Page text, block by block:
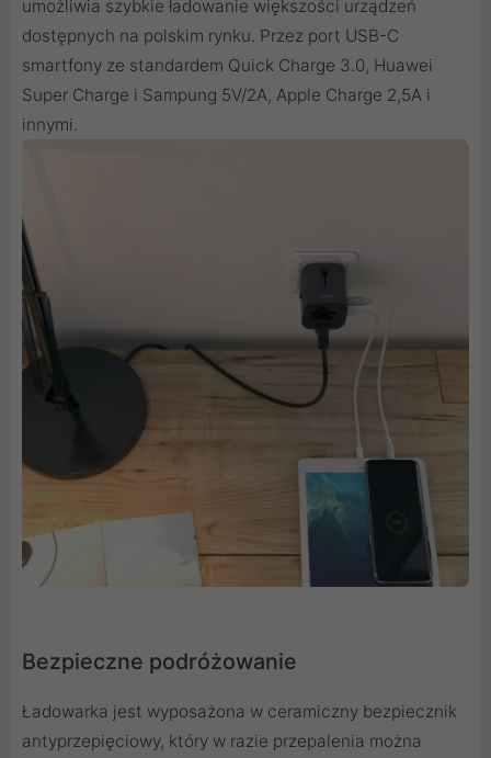
umożliwia szybkie ładowanie większości urządzeń
dostępnych na polskim rynku. Przez port USB-C
smartfony ze standardem Quick Charge 3.0, Huawei
Super Charge i Sampung 5V/2A, Apple Charge 2,5A i
innymi.
Bezpieczne podróżowanie
Ładowarka jest wyposażona w ceramiczny bezpiecznik
antyprzepięciowy, który w razie przepalenia można